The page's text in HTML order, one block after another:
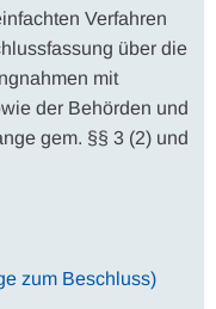
Verfahren
über die
mit
der Behörden und
gem. §§ 3 (2) und
zum Beschluss)